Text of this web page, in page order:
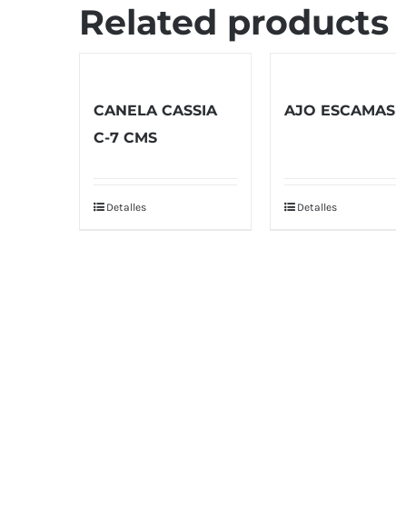
Related products
CANELA CASSIA
C-7 CMS
Detalles
AJO ESCAMAS
Detalles